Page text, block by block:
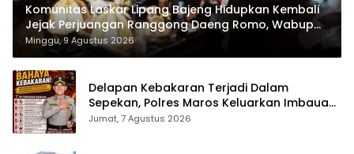
Komunitas Laskar Lipang Bajeng Hidupkan Kembali
Jejak Perjuangan Ranggong Daeng Romo, Wabup
Takalar: Apresiasi Bahwa Sejarah Adalah Warisan
yang Tak Ternilai”.
Minggu, 9 Agustus 2026
Delapan Kebakaran Terjadi Dalam
Sepekan, Polres Maros Keluarkan Imbauan
kepada Masyarakat
Jumat, 7 Agustus 2026